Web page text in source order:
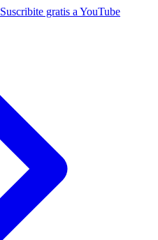
Suscribite gratis a YouTube